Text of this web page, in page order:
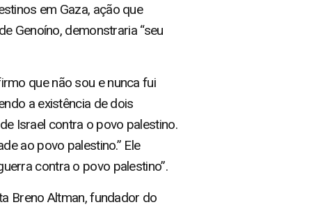
em Gaza, ação que
Genoíno, demonstraria “seu
que não sou e nunca fui
a existência de dois
Israel contra o povo palestino.
ao povo palestino.” Ele
contra o povo palestino”.
Breno Altman, fundador do